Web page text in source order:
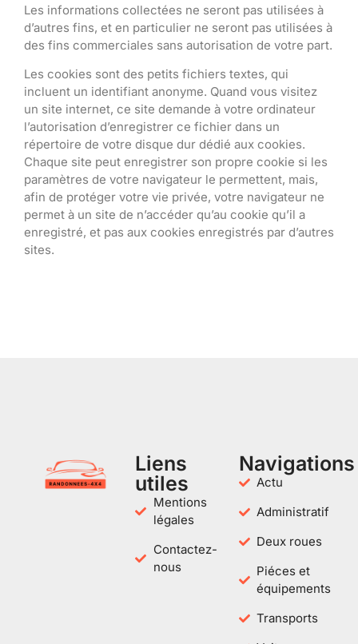
Les informations collectées ne seront pas utilisées à
d’autres fins, et en particulier ne seront pas utilisées à
des fins commerciales sans autorisation de votre part.
Les cookies sont des petits fichiers textes, qui
incluent un identifiant anonyme. Quand vous visitez
un site internet, ce site demande à votre ordinateur
l’autorisation d’enregistrer ce fichier dans un
répertoire de votre disque dur dédié aux cookies.
Chaque site peut enregistrer son propre cookie si les
paramètres de votre navigateur le permettent, mais,
afin de protéger votre vie privée, votre navigateur ne
permet à un site de n’accéder qu’au cookie qu’il a
enregistré, et pas aux cookies enregistrés par d’autres
sites.
Liens
utiles
Mentions
légales
Contactez-
nous
Navigations
Actu
Administratif
Deux roues
Piéces et
équipements
Transports